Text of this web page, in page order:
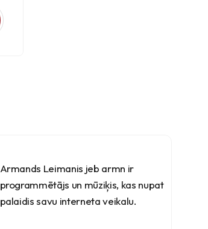
Armands Leimanis jeb armn ir
programmētājs un mūziķis, kas nupat
palaidis savu interneta veikalu.